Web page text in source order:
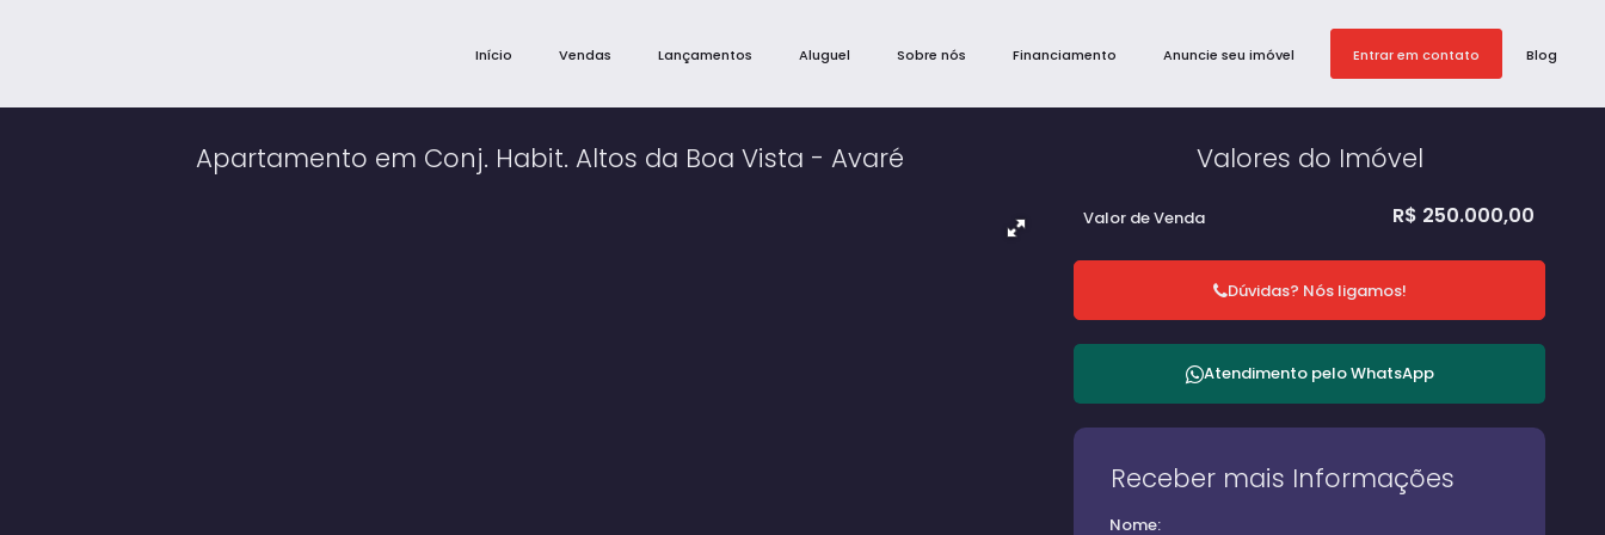
Blog
Entrar em contato
Anuncie seu imóvel
Financiamento
Sobre nós
Aluguel
Lançamentos
Vendas
Início
Apartamento em Conj. Habit. Altos da Boa Vista - Avaré Valores do Imóvel
R$ 250.000,00
Valor de Venda
Dúvidas? Nós ligamos!
Atendimento peloWhatsApp
Receber mais Informações
Nome: